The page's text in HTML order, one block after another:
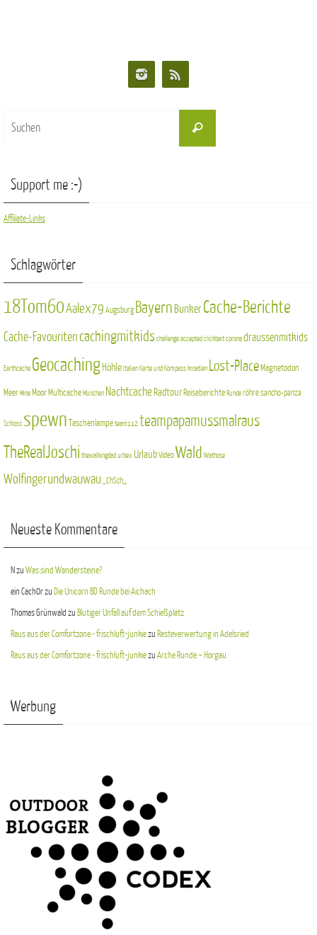
Suchen
Support me :-)
Affiliate-Links
Schlagwörter
18Tom60Aalex79 Augsburg Bayern BunkerCache-Berichte
Cache-Favouritencachingmitkidschallenge acceptedclickbaitcoronadraussenmitkids
Earthcache GeocachingHöhle Italien Karte und Kompass kroatien Lost-Place Magnetodon
Meer Mine Moor Multicache München NachtcacheRadtour Reiseberichte Runderöhresancho-panza
Schloss spewn Taschenlampeteam112teampapamussmalraus
TheRealJoschi thewalkingdadurbexUrlaubVideoWald Wathose
Wolfingerundwauwau _ChSch_
Neueste Kommentare
N zu Was sind Wandersteine?
ein Cach0rzu Die Unicorn BD Runde bei Aichach
Thomas Grünwald zu Blutiger Unfall auf dem Schießplatz
Raus aus der Comfortzone - frischluft-junkiezu Resteverwertung in Adelsried
Raus aus der Comfortzone - frischluft-junkiezu Arche Runde – Horgau
Werbung